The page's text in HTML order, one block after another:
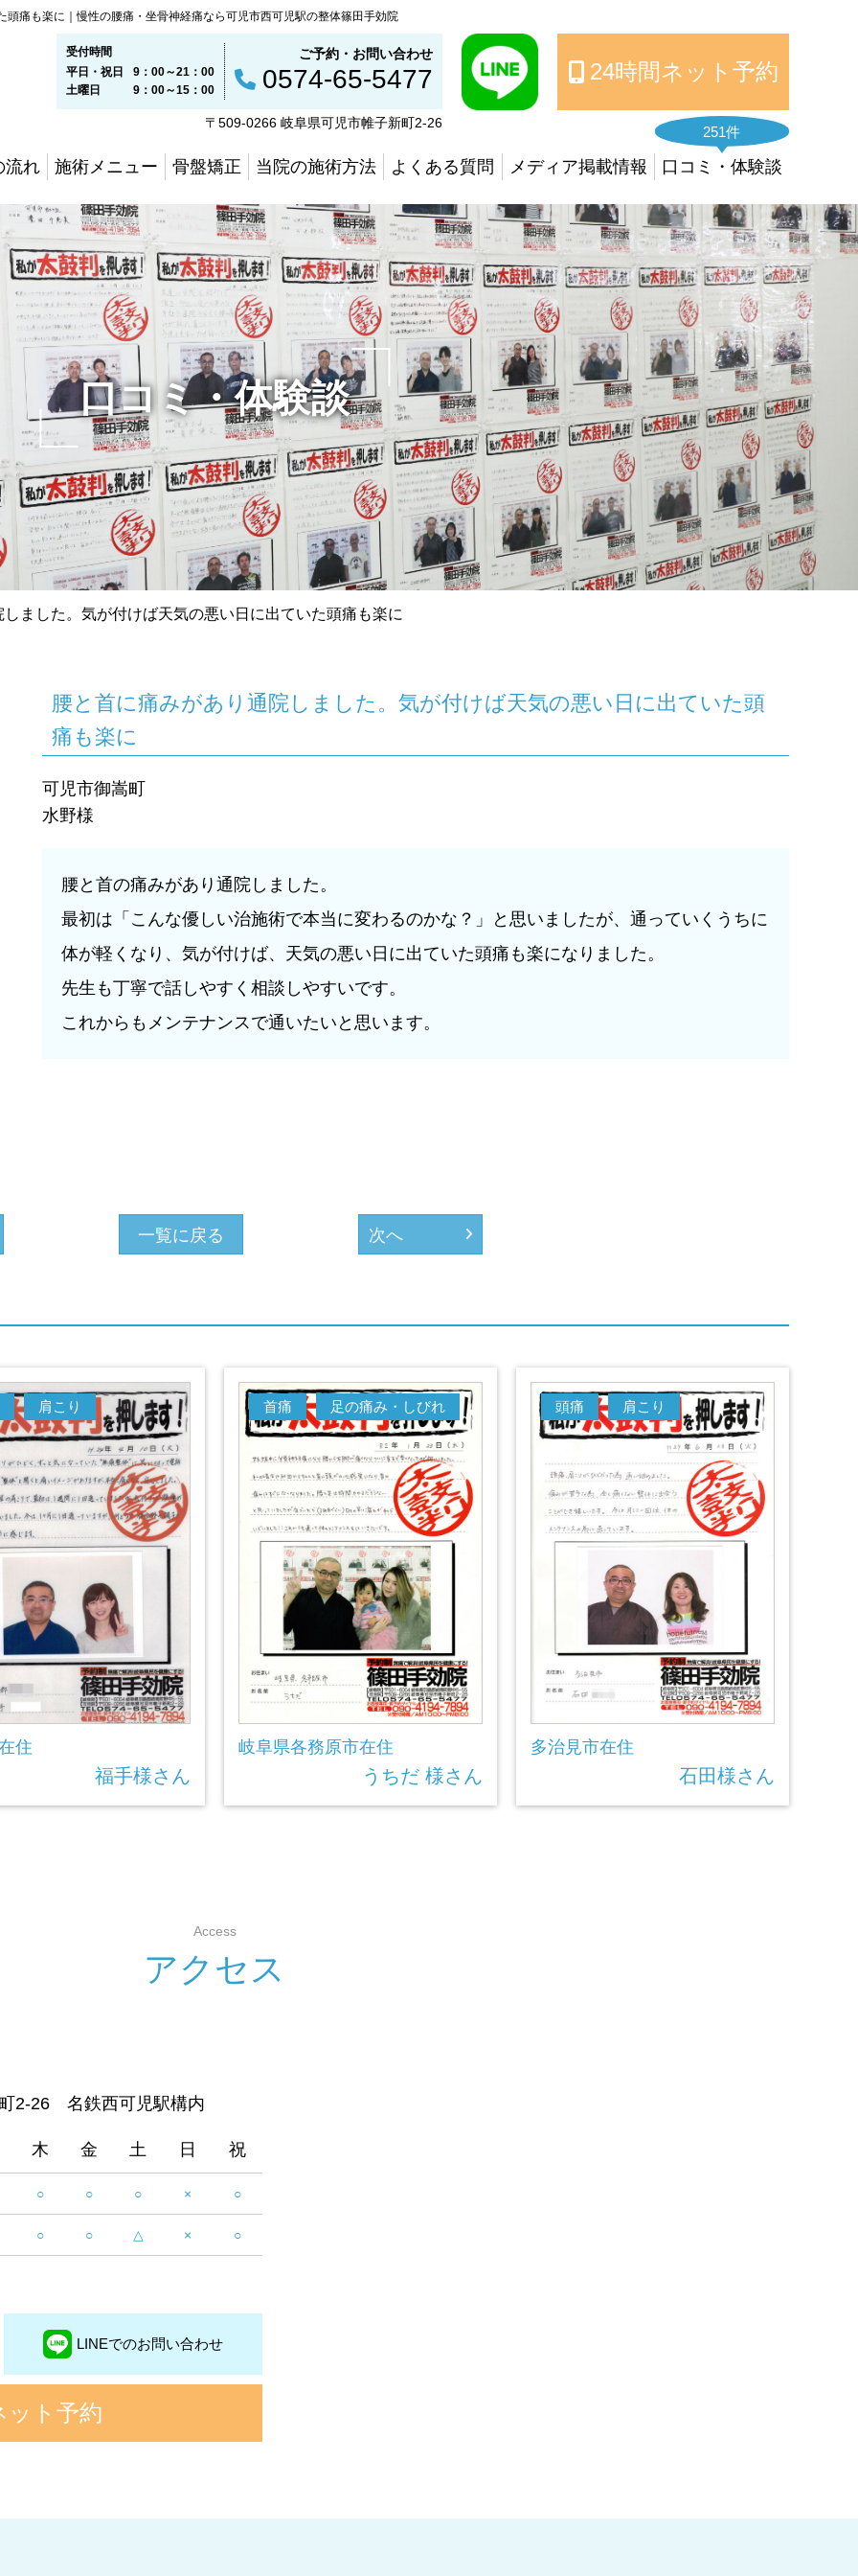
痛も楽に｜慢性の腰痛・坐骨神経痛なら可児市西可児駅の整体篠田手効院
受付時間
平日・祝日
9：00～21：00
土曜日
9：00～15：00
ご予約・お問い合わせ
0574-65-5477
〒509-0266 岐阜県可児市帷子新町2-26
24時間ネット予約
流れ 施術メニュー 骨盤矯正 当院の施術方法 よくある質問 メディア掲載情報
251件
口コミ・体験談
口コミ・体験談
ました。気が付けば天気の悪い日に出ていた頭痛も楽に
腰と 首に痛みがあ り 通 院し ま し た 。 気が付けば天気の悪い 日 に出て いた頭
痛 も 楽に
可児市御嵩町
水野様
腰と首の痛みがあり通院しました。
最初は「こんな優しい治施術で本当に変わるのかな？」と思いましたが、通っていくうちに
体が軽くなり、気が付けば、天気の悪い日に出ていた頭痛も楽になりました。
先生も丁寧で話しやすく相談しやすいです。
これからもメンテナンスで通いたいと思います。
一覧に戻る 次へ
肩こり
住
福手様さん
首痛 足の痛み・しびれ
岐阜県各務原市在住
うちだ 様さん
頭痛 肩こり
多治見市在住
石田様さん
Access
アク セ ス
2-26 名鉄西可児駅構内
木 金 土 日 祝
○ ○ ○ × ○
○ ○ △ × ○
LINEでのお問い合わせ
ット予約